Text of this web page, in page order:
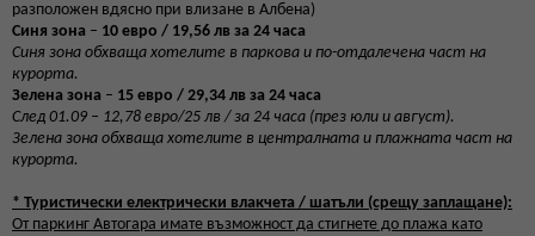
разположен вдясно при влизане в Албена)
Синя зона – 10 евро / 19,56 лв за 24 часа
Синя зона обхваща хотелите в паркова и по-отдалечена част на
курорта.
Зелена зона – 15 евро / 29,34 лв за 24 часа
След 01.09 – 12,78 евро/25 лв / за 24 часа (през юли и август).
Зелена зона обхваща хотелите в централната и плажната част на
курорта.
* Туристически електрически влакчета / шатъли (срещу заплащане):
От паркинг Автогара имате възможност да стигнете до плажа като